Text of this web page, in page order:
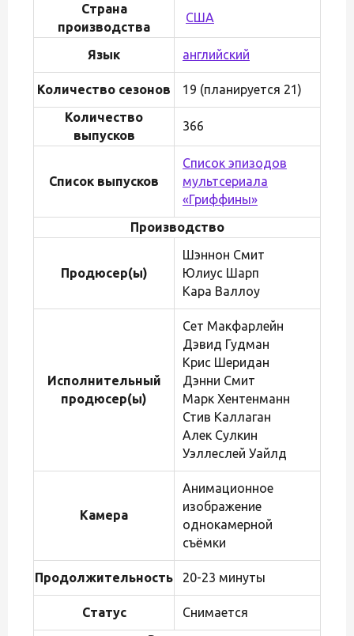
Страна
производства
США
Язык английский
Количество сезонов
19 (планируется 21)
Количество
выпусков
366
Список выпусков
Список эпизодов
мультсериала
«Гриффины»
Производство
Продюсер(ы)
Шэннон Смит
Юлиус Шарп
Кара Валлоу
Исполнительный
продюсер(ы)
Сет Макфарлейн
Дэвид Гудман
Крис Шеридан
Дэнни Смит
Марк Хентенманн
Стив Каллаган
Алек Сулкин
Уэллеслей Уайлд
Камера
Анимационное
изображение
однокамерной
съёмки
Продолжительность 20-23 минуты
Статус
Снимается